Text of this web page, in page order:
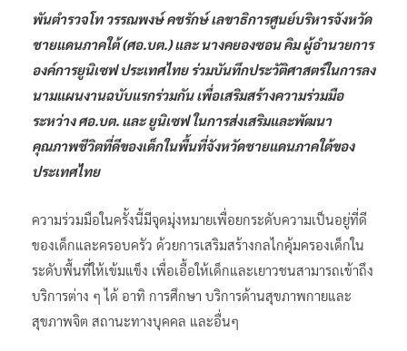
พันตำรวจโท วรรณพงษ์ คชรักษ์ เลขาธิการศูนย์บริหารจังหวัด
ชายแดนภาคใต้ (ศอ.บต.) และ นางคยองซอน คิม ผู้อำนวยการ
องค์การยูนิเซฟ ประเทศไทย ร่วมบันทึกประวัติศาสตร์ในการลง
นามแผนงานฉบับแรกร่วมกัน เพื่อเสริมสร้างความร่วมมือ
ระหว่าง ศอ.บต. และ ยูนิเซฟ ในการส่งเสริมและพัฒนา
คุณภาพชีวิตที่ดีของเด็กในพื้นที่จังหวัดชายแดนภาคใต้ของ
ประเทศไทย
ความร่วมมือในครั้งนี้มีจุดมุ่งหมายเพื่อยกระดับความเป็นอยู่ที่ดี
ของเด็กและครอบครัว ด้วยการเสริมสร้างกลไกคุ้มครองเด็กใน
ระดับพื้นที่ให้เข้มแข็ง เพื่อเอื้อให้เด็กและเยาวชนสามารถเข้าถึง
บริการต่าง ๆ ได้ อาทิ การศึกษา บริการด้านสุขภาพกายและ
สุขภาพจิต สถานะทางบุคคล และอื่นๆ